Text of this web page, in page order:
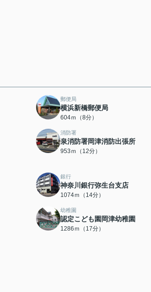
郵便局
横浜新橋郵便局
604ｍ（8分）
消防署
泉消防署岡津消防出張所
953ｍ（12分）
銀行
神奈川銀行弥生台支店
1074ｍ（14分）
幼稚園
認定こども園岡津幼稚園
1286ｍ（17分）